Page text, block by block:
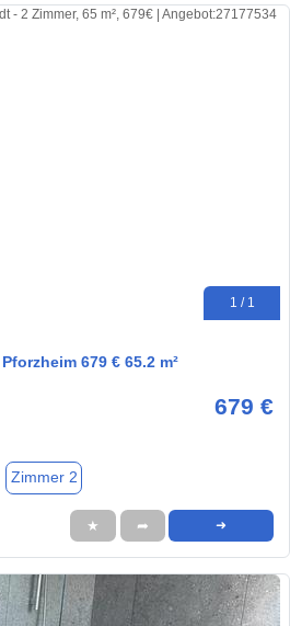
1 / 1
679 € 65.2 m²
679 €
Zimmer 2
★ ➦ ➜